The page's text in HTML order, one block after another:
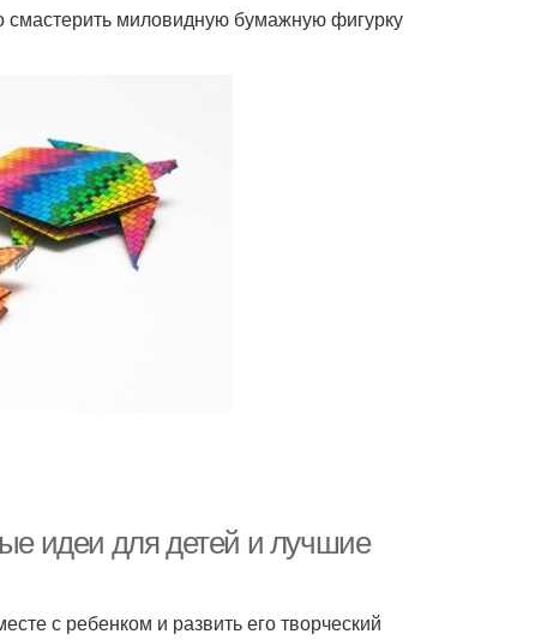
смастерить миловидную бумажную фигурку
идеи для детей и лучшие
с ребенком и развить его творческий